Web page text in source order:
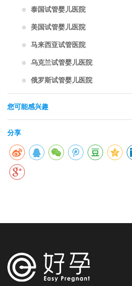
泰国试管婴儿医院
美国试管婴儿医院
马来西亚试管医院
乌克兰试管婴儿医院
俄罗斯试管婴儿医院
您可能感兴趣
分享